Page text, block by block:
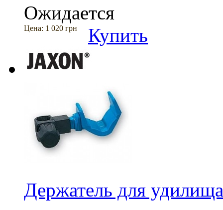
Ожидается
Цена: 1 020 грн Купить
Держатель для